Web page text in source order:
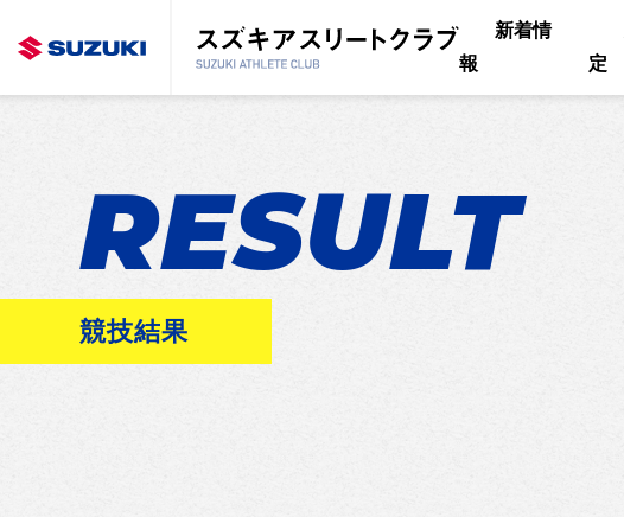
新着情
報
定
RESULT
競技結果